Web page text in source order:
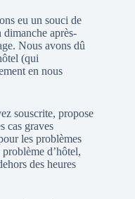
eu un souci de
dimanche après-
Nous avons dû
(qui
en nous
souscrite, propose
cas graves
les problèmes
d’hôtel,
des heures